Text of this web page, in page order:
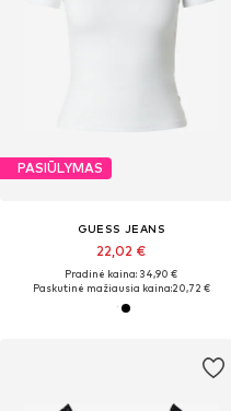
PASIŪLYMAS
GUESS JEANS
22,02 €
Pradinė kaina: 34,90 €
Paskutinė mažiausia kaina:20,72 €